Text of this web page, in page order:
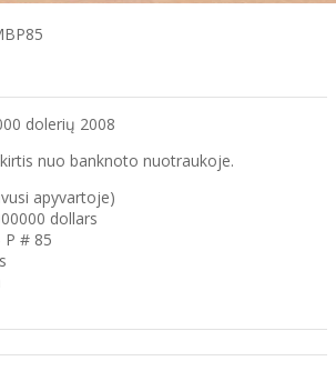
dolerių 2008
nuo banknoto nuotraukoje.
apyvartoje)
dollars
P # 85